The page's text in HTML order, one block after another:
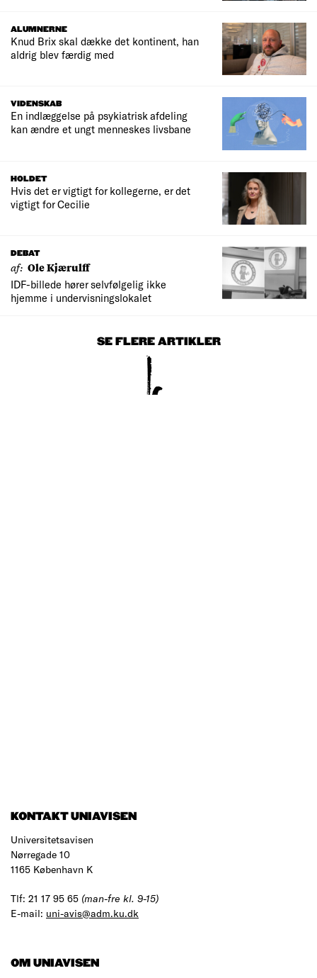
ALUMNERNE
Knud Brix skal dække det kontinent, han
aldrig blev færdig med
VIDENSKAB
En indlæggelse på psykiatrisk afdeling
kan ændre et ungt menneskes livsbane
HOLDET
Hvis det er vigtigt for kollegerne, er det
vigtigt for Cecilie
DEBAT
af: Ole Kjærulff
IDF-billede hører selvfølgelig ikke
hjemme i undervisningslokalet
SE FLERE ARTIKLER
KONTAKT UNIAVISEN
Universitetsavisen
Nørregade 10
1165 København K
Tlf: 21 17 95 65 (man-fre kl. 9-15)
E-mail: uni-avis@adm.ku.dk
OM UNIAVISEN